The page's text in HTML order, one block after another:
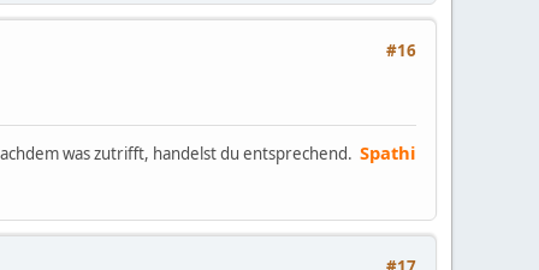
#16
was zutrifft, handelst du entsprechend. Spathi